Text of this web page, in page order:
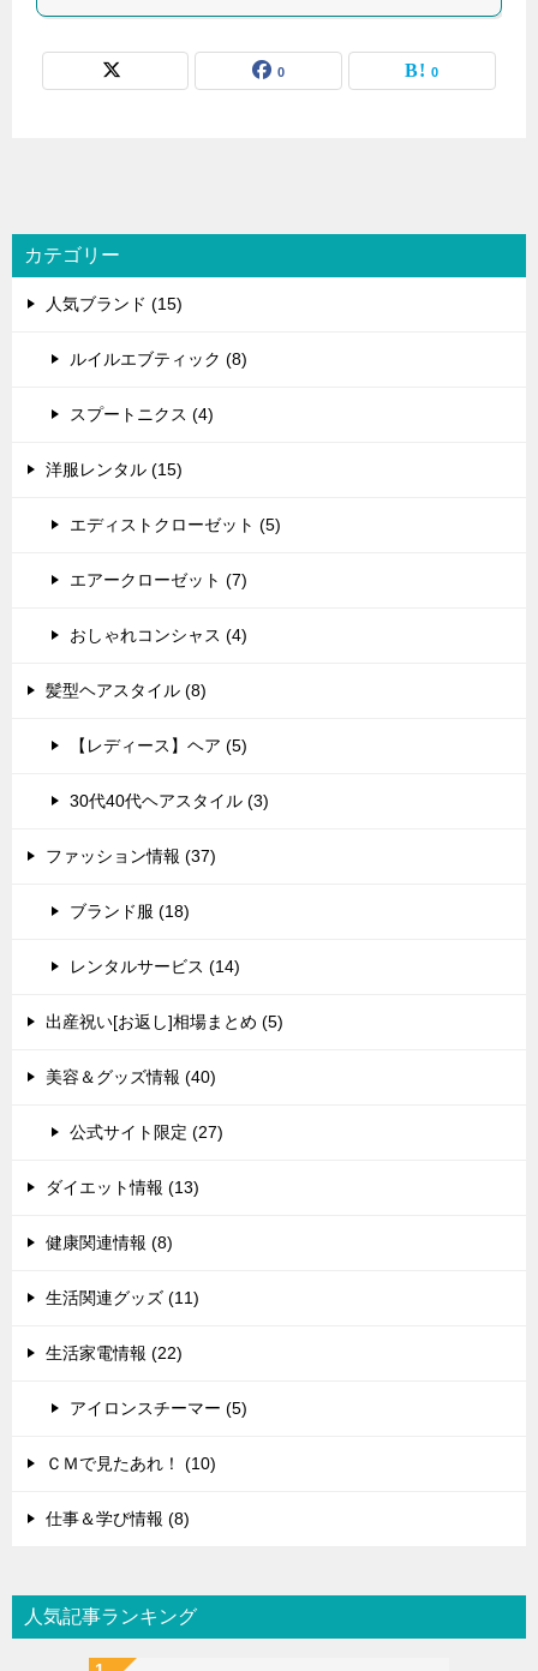
0 0
カテゴリー
人気ブランド (15)
ルイルエブティック (8)
スプートニクス (4)
洋服レンタル (15)
エディストクローゼット (5)
エアークローゼット (7)
おしゃれコンシャス (4)
髪型ヘアスタイル (8)
【レディース】ヘア (5)
30代40代ヘアスタイル (3)
ファッション情報 (37)
ブランド服 (18)
レンタルサービス (14)
出産祝い[お返し]相場まとめ (5)
美容＆グッズ情報 (40)
公式サイト限定 (27)
ダイエット情報 (13)
健康関連情報 (8)
生活関連グッズ (11)
生活家電情報 (22)
アイロンスチーマー (5)
ＣＭで見たあれ！ (10)
仕事＆学び情報 (8)
人気記事ランキング